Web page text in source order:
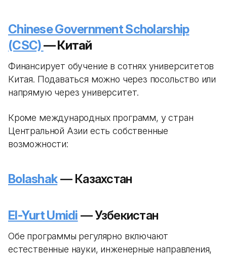
Chinese Government Scholarship
(CSC)— Китай
Финансирует обучение в сотнях университетов
Китая. Подаваться можно через посольство или
напрямую через университет.
Кроме международных программ, у стран
Центральной Азии есть собственные
возможности:
Bolashak— Казахстан
El-Yurt Umidi — Узбекистан
Обе программы регулярно включают
естественные науки, инженерные направления,